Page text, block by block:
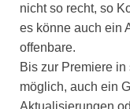
nicht so recht, so
es könne auch ein
offenbare.
Bis zur Premiere
möglich, auch ein
Aktualisierungen